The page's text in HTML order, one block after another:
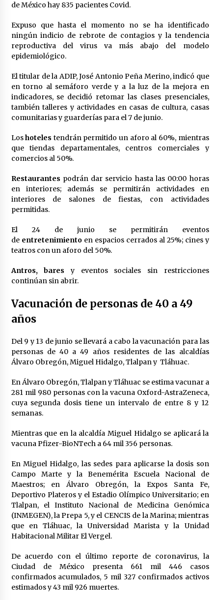
operaciones militares entre ambos países
2 meses atrás
2 meses atrás
México libraría posible arancel de EE.UU. en
85% de sus exportaciones
2 meses atrás
de México hay 835 pacientes Covid.
Expuso que hasta el momento no se ha identificado
ningún indicio de rebrote de contagios y la tendencia
reproductiva del virus va más abajo del modelo
epidemiológico.
El titular de la ADIP, José Antonio Peña Merino, indicó que
en torno al semáforo verde y a la luz de la mejora en
indicadores, se decidió retomar las clases presenciales,
también talleres y actividades en casas de cultura, casas
comunitarias y guarderías para el 7 de junio.
Loshoteles tendrán permitido un aforo al 60%, mientras
que tiendas departamentales, centros comerciales y
comercios al 50%.
Restaurantes podrán dar servicio hasta las 00:00 horas
en interiores; además se permitirán actividades en
interiores de salones de fiestas, con actividades
permitidas.
El 24 de junio se permitirán eventos
de entretenimiento en espacios cerrados al 25%; cines y
teatros con un aforo del 50%.
Antros, bares y eventos sociales sin restricciones
continúan sin abrir.
Vacunación de personas de 40 a 49
años
Del 9 y 13 de junio se llevará a cabo la vacunación para las
personas de 40 a 49 años residentes de las alcaldías
Álvaro Obregón, Miguel Hidalgo, Tlalpan y Tláhuac.
En Álvaro Obregón, Tlalpan y Tláhuac se estima vacunar a
281 mil 980 personas con la vacuna Oxford-AstraZeneca,
cuya segunda dosis tiene un intervalo de entre 8 y 12
semanas.
Mientras que en la alcaldía Miguel Hidalgo se aplicará la
vacuna Pfizer-BioNTech a 64 mil 356 personas.
En Miguel Hidalgo, las sedes para aplicarse la dosis son
Campo Marte y la Benemérita Escuela Nacional de
Maestros; en Álvaro Obregón, la Expos Santa Fe,
Deportivo Plateros y el Estadio Olímpico Universitario; en
Tlalpan, el Instituto Nacional de Medicina Genómica
(INMEGEN), la Prepa 5, y el CENCIS de la Marina; mientras
que en Tláhuac, la Universidad Marista y la Unidad
Habitacional Militar El Vergel.
De acuerdo con el último reporte de coronavirus, la
Ciudad de México presenta 661 mil 446 casos
confirmados acumulados, 5 mil 327 confirmados activos
estimados y 43 mil 926 muertes.